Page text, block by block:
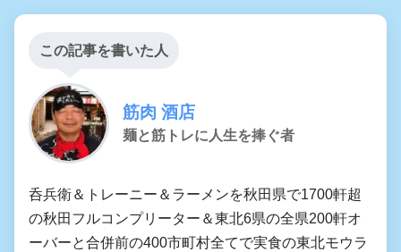
この記事を書いた人
筋肉 酒店
麺と筋トレに人生を捧ぐ者
呑兵衛＆トレーニー＆ラーメンを秋田県で1700軒超
の秋田フルコンプリーター＆東北6県の全県200軒オ
ーバーと合併前の400市町村全てで実食の東北モウラ